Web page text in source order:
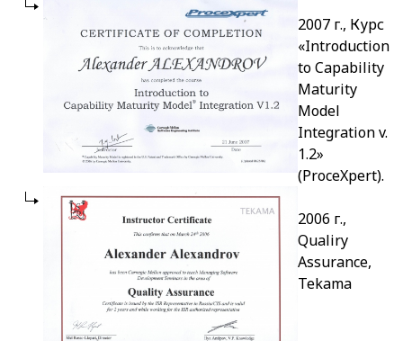
2007 г., Курс
«Introduction
to Capability
Maturity
Model
Integration v.
1.2»
(ProceXpert).
2006 г.,
Qualiry
Assurance,
Tekama